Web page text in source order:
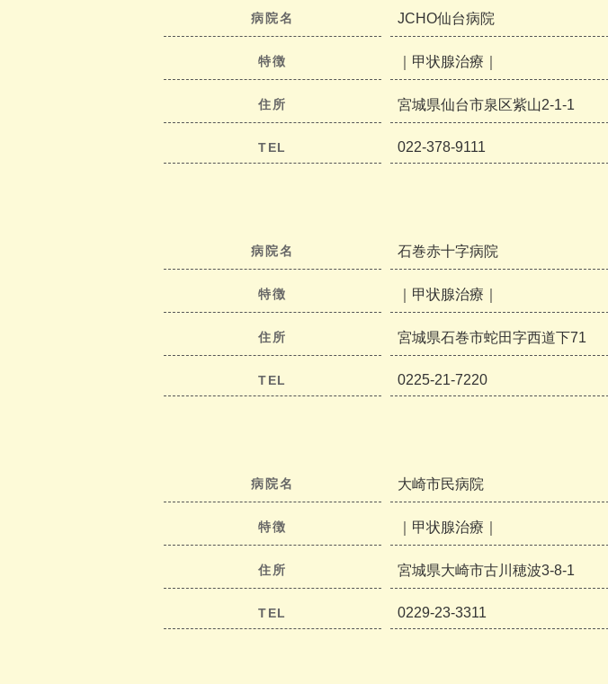
病院名 JCHO仙台病院
特徴 ｜甲状腺治療｜
住所 宮城県仙台市泉区紫山2-1-1
TEL 022-378-9111
病院名 石巻赤十字病院
特徴 ｜甲状腺治療｜
住所 宮城県石巻市蛇田字西道下71
TEL 0225-21-7220
病院名 大崎市民病院
特徴 ｜甲状腺治療｜
住所 宮城県大崎市古川穂波3-8-1
TEL 0229-23-3311